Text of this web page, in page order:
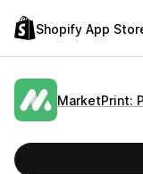
Shopify App
MarketPrint: